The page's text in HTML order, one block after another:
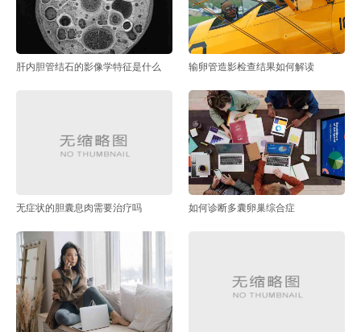
肝内胆管结石的影像学特征是什么 输卵管造影检查结果如何解读
无症状的胆囊息肉需要治疗吗 如何诊断多囊卵巢综合症